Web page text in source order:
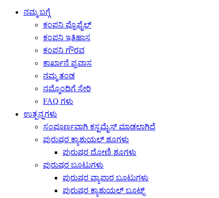
ನಮ್ಮ ಬಗ್ಗೆ
ಕಂಪನಿ ಪ್ರೊಫೈಲ್
ಕಂಪನಿ ಇತಿಹಾಸ
ಕಂಪನಿ ಗೌರವ
ಕಾರ್ಖಾನೆ ಪ್ರವಾಸ
ನಮ್ಮ ತಂಡ
ನಮ್ಮೊಂದಿಗೆ ಸೇರಿ
FAQ ಗಳು
ಉತ್ಪನ್ನಗಳು
ಸಂಪೂರ್ಣವಾಗಿ ಕಸ್ಟಮೈಸ್ ಮಾಡಲಾಗಿದೆ
ಪುರುಷರ ಕ್ಯಾಶುಯಲ್ ಶೂಗಳು
ಪುರುಷರ ದೋಣಿ ಶೂಗಳು
ಪುರುಷರ ಬೂಟುಗಳು
ಪುರುಷರ ವ್ಯಾಪಾರ ಬೂಟುಗಳು
ಪುರುಷರ ಕ್ಯಾಶುಯಲ್ ಬೂಟ್ಸ್